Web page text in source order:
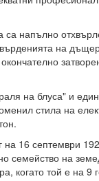
напълно
на
на блуса" и
стила на
16 септември
семейство на
той е на 9